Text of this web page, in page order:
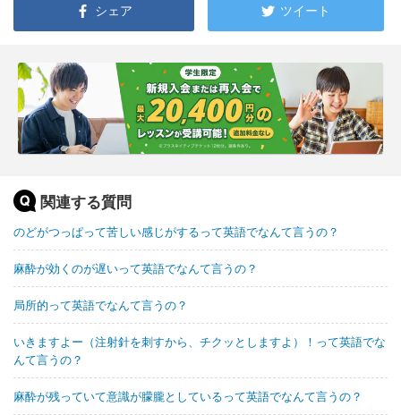
シェア ツイート
関連する質問
のどがつっぱって苦しい感じがするって英語でなんて言うの？
麻酔が効くのが遅いって英語でなんて言うの？
局所的って英語でなんて言うの？
いきますよー（注射針を刺すから、チクッとしますよ）！って英語でな
んて言うの？
麻酔が残っていて意識が朦朧としているって英語でなんて言うの？